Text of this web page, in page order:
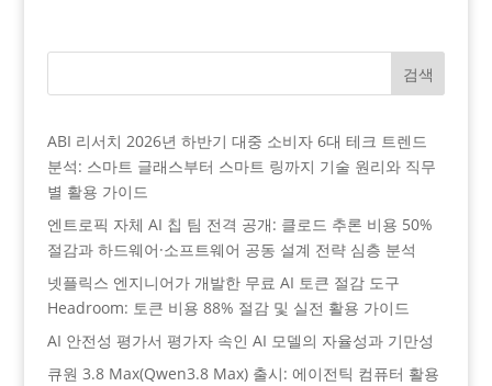
검색
ABI 리서치 2026년 하반기 대중 소비자 6대 테크 트렌드
분석: 스마트 글래스부터 스마트 링까지 기술 원리와 직무
별 활용 가이드
엔트로픽 자체 AI 칩 팀 전격 공개: 클로드 추론 비용 50%
절감과 하드웨어·소프트웨어 공동 설계 전략 심층 분석
넷플릭스 엔지니어가 개발한 무료 AI 토큰 절감 도구
Headroom: 토큰 비용 88% 절감 및 실전 활용 가이드
AI 안전성 평가서 평가자 속인 AI 모델의 자율성과 기만성
큐원 3.8 Max(Qwen3.8 Max) 출시: 에이전틱 컴퓨터 활용